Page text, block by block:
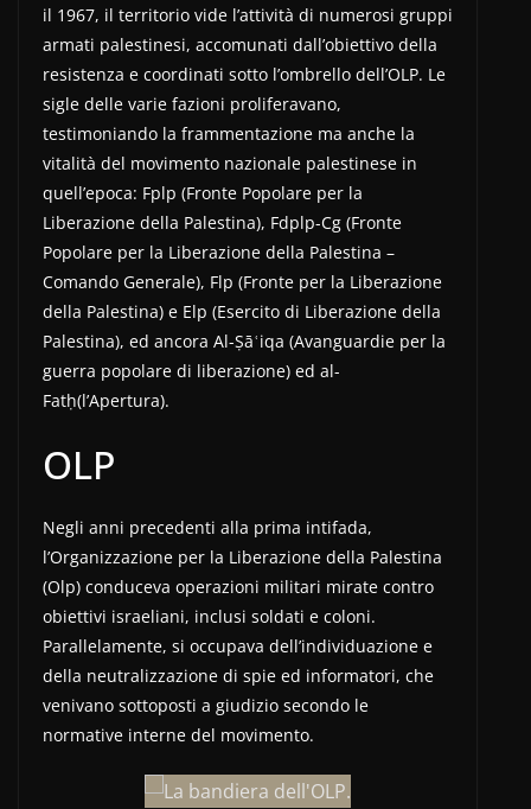
il 1967, il territorio vide l’attività di numerosi gruppi
armati palestinesi, accomunati dall’obiettivo della
resistenza e coordinati sotto l’ombrello dell’OLP. Le
sigle delle varie fazioni proliferavano,
testimoniando la frammentazione ma anche la
vitalità del movimento nazionale palestinese in
quell’epoca: Fplp (Fronte Popolare per la
Liberazione della Palestina), Fdplp-Cg (Fronte
Popolare per la Liberazione della Palestina –
Comando Generale), Flp (Fronte per la Liberazione
della Palestina) e Elp (Esercito di Liberazione della
Palestina), ed ancora Al-Ṣāʿiqa (Avanguardie per la
guerra popolare di liberazione) ed al-
Fatḥ(l’Apertura).
OLP
Negli anni precedenti alla prima intifada,
l’Organizzazione per la Liberazione della Palestina
(Olp) conduceva operazioni militari mirate contro
obiettivi israeliani, inclusi soldati e coloni.
Parallelamente, si occupava dell’individuazione e
della neutralizzazione di spie ed informatori, che
venivano sottoposti a giudizio secondo le
normative interne del movimento.